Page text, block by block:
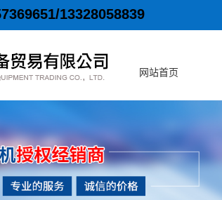
13328058839
网站首页